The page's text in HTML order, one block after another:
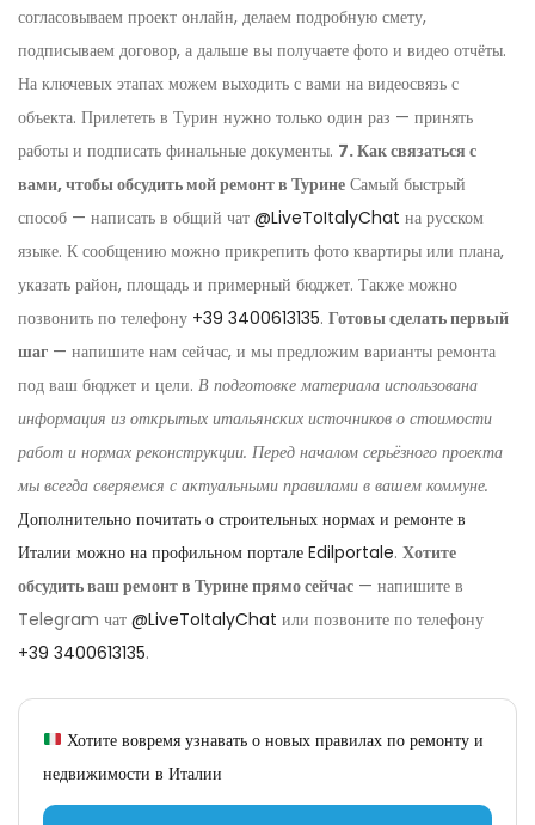
согласовываем проект онлайн, делаем подробную смету,
подписываем договор, а дальше вы получаете фото и видео отчёты.
На ключевых этапах можем выходить с вами на видеосвязь с
объекта. Прилететь в Турин нужно только один раз — принять
работы и подписать финальные документы. 7. Как связаться с
вами, чтобы обсудить мой ремонт в Турине Самый быстрый
способ — написать в общий чат @LiveToItalyChat на русском
языке. К сообщению можно прикрепить фото квартиры или плана,
указать район, площадь и примерный бюджет. Также можно
позвонить по телефону +39 3400613135. Готовы сделать первый
шаг — напишите нам сейчас, и мы предложим варианты ремонта
под ваш бюджет и цели. В подготовке материала использована
информация из открытых итальянских источников о стоимости
работ и нормах реконструкции. Перед началом серьёзного проекта
мы всегда сверяемся с актуальными правилами в вашем коммуне.
Дополнительно почитать о строительных нормах и ремонте в
Италии можно на профильном портале Edilportale. Хотите
обсудить ваш ремонт в Турине прямо сейчас — напишите в
Telegram чат @LiveToItalyChat или позвоните по телефону
+39 3400613135.
Хотите вовремя узнавать о новых правилах по ремонту и
недвижимости в Италии